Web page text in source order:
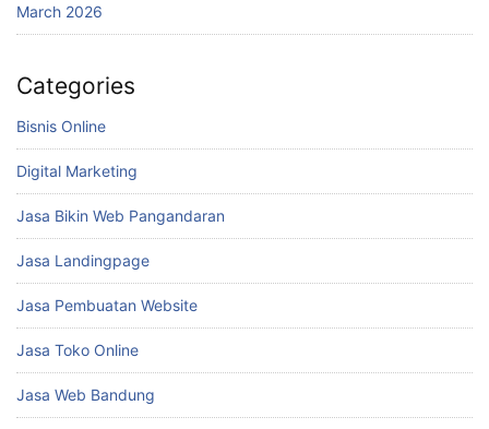
March 2026
Categories
Bisnis Online
Digital Marketing
Jasa Bikin Web Pangandaran
Jasa Landingpage
Jasa Pembuatan Website
Jasa Toko Online
Jasa Web Bandung